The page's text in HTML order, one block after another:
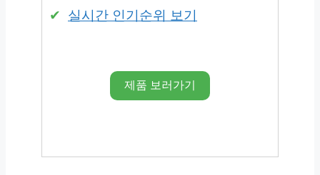
실시간 인기순위 보기
제품 보러가기